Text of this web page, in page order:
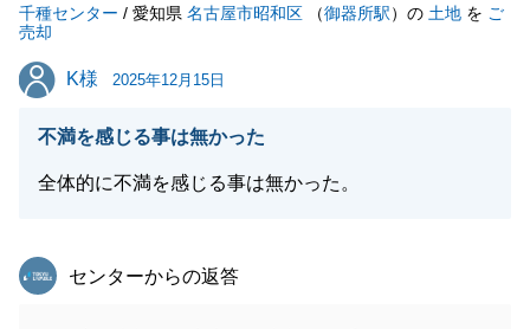
します。
千種センター / 愛知県 名古屋市昭和区 （御器所駅）の 土地 を ご
売却
K様
K様 2025年12月15日
不満を感じる事は無かった
全体的に不満を感じる事は無かった。
東急リバブル
センターからの返答